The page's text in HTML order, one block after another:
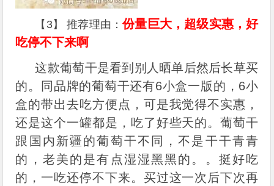
【3】 推荐理由：份量巨大，超级实惠，好
吃停不下来啊
这款葡萄干是看到别人晒单后然后长草买
的。同品牌的葡萄干还有6小盒一版的，6小
盒的带出去吃方便点，可是我觉得不实惠，
还是这个一罐都是，吃了好些天的。葡萄干
跟国内新疆的葡萄干不同，不是干干青青
的，老美的是有点湿湿黑黑的。。挺好吃
的，一吃还停不下来。买过这一次后下次再